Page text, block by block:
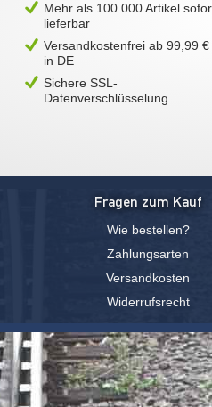
Mehr als 100.000 Artikel
lieferbar
Versandkostenfrei ab 99,99 €
in DE
Sichere SSL-
Datenverschlüsselung
Fragen zum Kauf
Wie bestellen?
Zahlungsarten
Versandkosten
Widerrufsrecht